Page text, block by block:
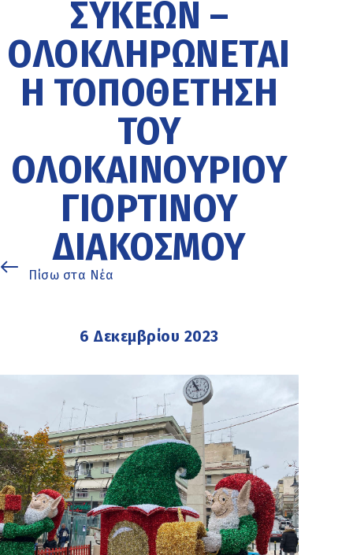
ΣΥΚΕΏΝ –
ΟΛΟΚΛΗΡΏΝΕΤΑΙ
Η ΤΟΠΟΘΈΤΗΣΗ
ΤΟΥ
ΟΛΟΚΑΊΝΟΥΡΙΟΥ
ΓΙΟΡΤΙΝΟΎ
ΔΙΑΚΌΣΜΟΥ
Πίσω στα Νέα
6 Δεκεμβρίου 2023